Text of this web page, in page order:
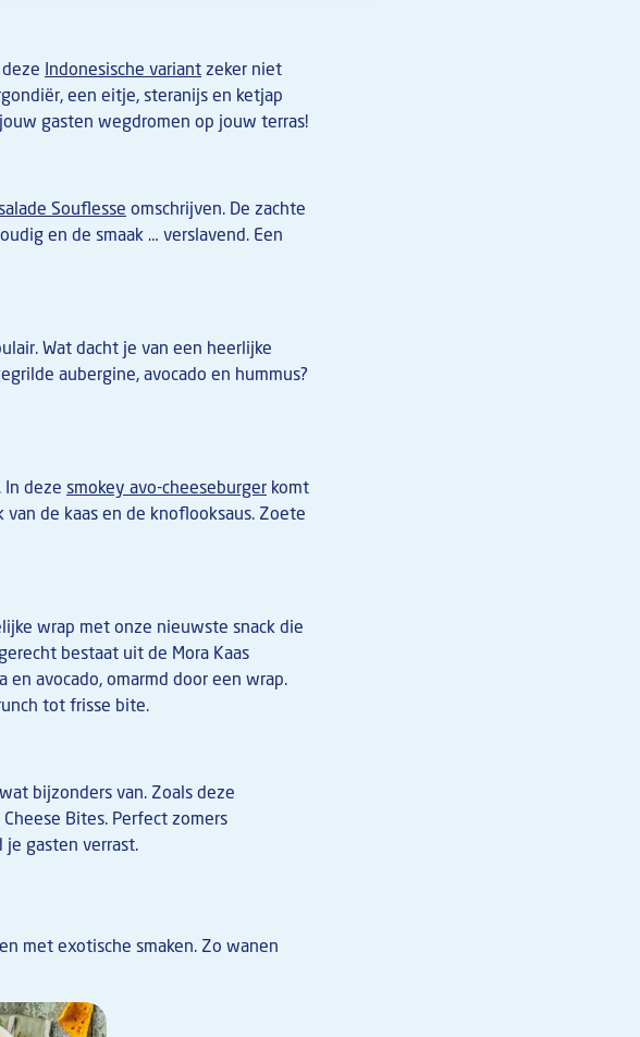
Indonesische variant zeker niet
een eitje, steranijs en ketjap
gasten wegdromen op jouw terras!
Souflesse omschrijven. De zachte
en de smaak … verslavend. Een
Wat dacht je van een heerlijke
aubergine, avocado en hummus?
In deze smokey avo-cheeseburger komt
de kaas en de knoflooksaus. Zoete
wrap met onze nieuwste snack die
bestaat uit de Mora Kaas
avocado, omarmd door een wrap.
tot frisse bite.
bijzonders van. Zoals deze
Bites. Perfect zomers
gasten verrast.
met exotische smaken. Zo wanen